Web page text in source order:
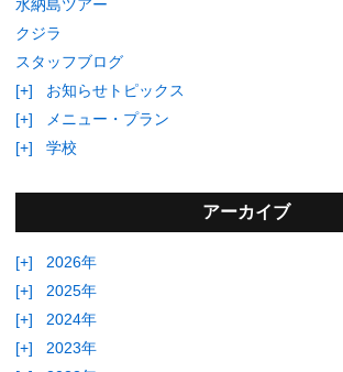
水納島ツアー
クジラ
スタッフブログ
[+]
お知らせトピックス
[+]
メニュー・プラン
[+]
学校
アーカイブ
[+]
2026年
[+]
2025年
[+]
2024年
[+]
2023年